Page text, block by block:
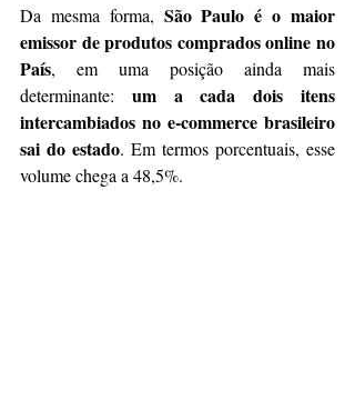
Da mesma forma, São Paulo é o maior
emissor de produtos comprados online no
País, em uma posição ainda mais
determinante: um a cada dois itens
intercambiados no e-commerce brasileiro
sai do estado. Em termos porcentuais, esse
volume chega a 48,5%.